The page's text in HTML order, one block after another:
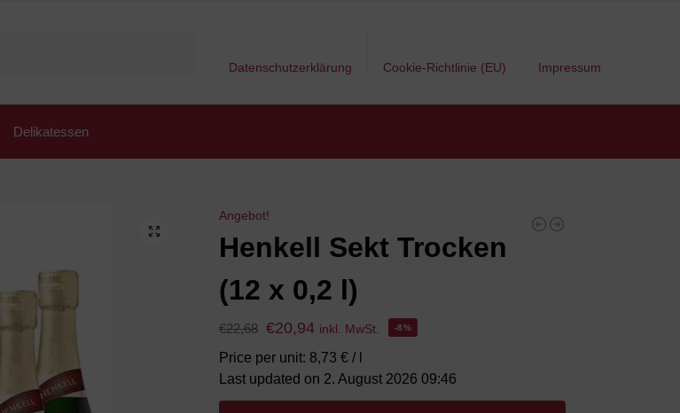
Datenschutzerklärung Cookie-Richtlinie (EU) Impressum
Delikatessen
Angebot!
Henkell Sekt Trocken
(12 x 0,2 l)
€22,68 €20,94 inkl. MwSt. -8%
Price per unit: 8,73 € / l
Last updated on 2. August 2026 09:46